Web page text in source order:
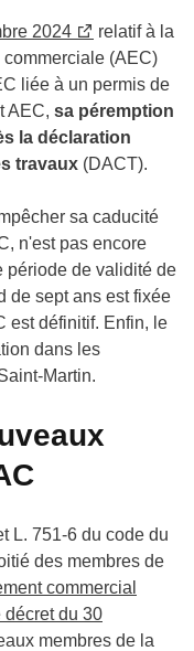
2024
relatif à la
(AEC)
liée à un permis de
AEC, sa péremption
la déclaration
travaux (DACT).
sa caducité
n'est pas encore
période de validité de
de sept ans est fixée
est définitif. Enfin, le
dans les
Martin.
L. 751-6 du code du
des membres de
commercial
décret du 30
membres de la